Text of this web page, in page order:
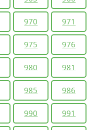
970 971
975 976
980 981
985 986
990 991